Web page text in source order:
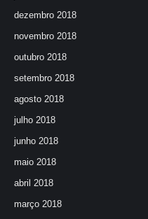
dezembro 2018
novembro 2018
outubro 2018
setembro 2018
agosto 2018
julho 2018
junho 2018
maio 2018
abril 2018
março 2018